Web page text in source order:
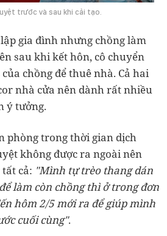
trước và sau khi cải tạo.
gia đình nhưng chồng làm
sau khi kết hôn, cô chuyển
chồng để thuê nhà. Cả hai
nhà cửa nên dành rất nhiều
ý tưởng.
phòng trong thời gian dịch
không được ra ngoài nên
cả: "Mình tự trèo thang dán
làm còn chồng thì ở trong đơn
hôm 2/5 mới ra để giúp mình
cuối cùng".